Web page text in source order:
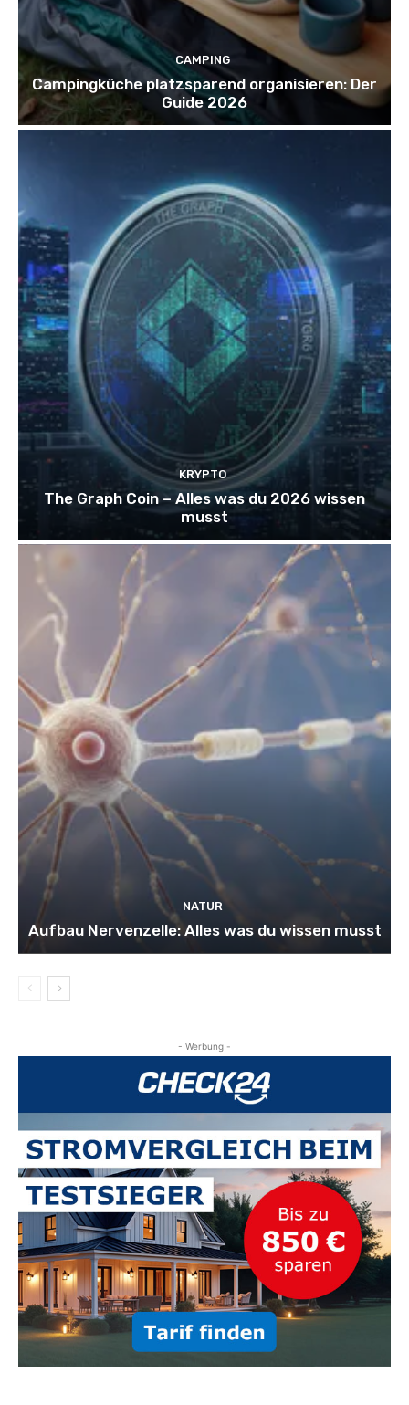
CAMPING
Campingküche platzsparend organisieren: Der
Guide 2026
KRYPTO
The Graph Coin – Alles was du 2026 wissen
musst
NATUR
Aufbau Nervenzelle: Alles was du wissen musst
- Werbung -